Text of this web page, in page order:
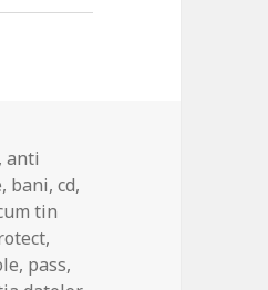
,anti
, bani,cd,
tin
,
, pass,